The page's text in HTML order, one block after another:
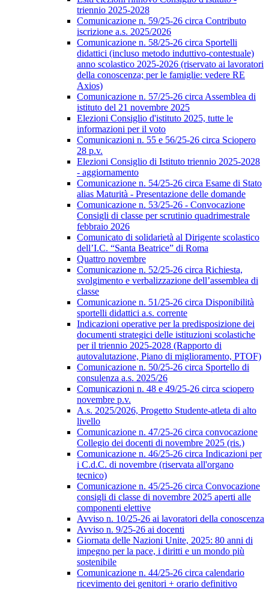
triennio 2025-2028
Comunicazione n. 59/25-26 circa Contributo
iscrizione a.s. 2025/2026
Comunicazione n. 58/25-26 circa Sportelli
didattici (incluso metodo induttivo-contestuale)
anno scolastico 2025-2026 (riservato ai lavoratori
della conoscenza; per le famiglie: vedere RE
Axios)
Comunicazione n. 57/25-26 circa Assemblea di
istituto del 21 novembre 2025
Elezioni Consiglio d'istituto 2025, tutte le
informazioni per il voto
Comunicazioni n. 55 e 56/25-26 circa Sciopero
28 p.v.
Elezioni Consiglio di Istituto triennio 2025-2028
- aggiornamento
Comunicazione n. 54/25-26 circa Esame di Stato
alias Maturità - Presentazione delle domande
Comunicazione n. 53/25-26 - Convocazione
Consigli di classe per scrutinio quadrimestrale
febbraio 2026
Comunicato di solidarietà al Dirigente scolastico
dell’I.C. “Santa Beatrice” di Roma
Quattro novembre
Comunicazione n. 52/25-26 circa Richiesta,
svolgimento e verbalizzazione dell’assemblea di
classe
Comunicazione n. 51/25-26 circa Disponibilità
sportelli didattici a.s. corrente
Indicazioni operative per la predisposizione dei
documenti strategici delle istituzioni scolastiche
per il triennio 2025-2028 (Rapporto di
autovalutazione, Piano di miglioramento, PTOF)
Comunicazione n. 50/25-26 circa Sportello di
consulenza a.s. 2025/26
Comunicazioni n. 48 e 49/25-26 circa sciopero
novembre p.v.
A.s. 2025/2026, Progetto Studente-atleta di alto
livello
Comunicazione n. 47/25-26 circa convocazione
Collegio dei docenti di novembre 2025 (ris.)
Comunicazione n. 46/25-26 circa Indicazioni per
i C.d.C. di novembre (riservata all'organo
tecnico)
Comunicazione n. 45/25-26 circa Convocazione
consigli di classe di novembre 2025 aperti alle
componenti elettive
Avviso n. 10/25-26 ai lavoratori della conoscenza
Avviso n. 9/25-26 ai docenti
Giornata delle Nazioni Unite, 2025: 80 anni di
impegno per la pace, i diritti e un mondo più
sostenibile
Comunicazione n. 44/25-26 circa calendario
ricevimento dei genitori + orario definitivo